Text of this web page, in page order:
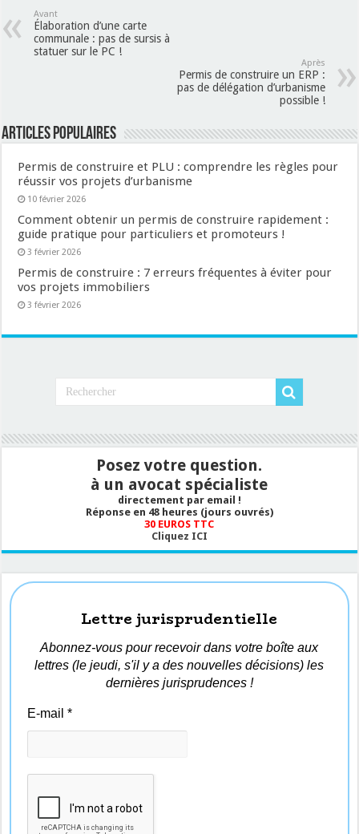
Avant
Élaboration d’une carte
communale : pas de sursis à
statuer sur le PC !
Après
Permis de construire un ERP :
pas de délégation d’urbanisme
possible !
Articles populaires
Permis de construire et PLU : comprendre les règles pour
réussir vos projets d’urbanisme
10 février 2026
Comment obtenir un permis de construire rapidement :
guide pratique pour particuliers et promoteurs !
3 février 2026
Permis de construire : 7 erreurs fréquentes à éviter pour
vos projets immobiliers
3 février 2026
Posez votre question.
à un avocat spécialiste
directement par email !
Réponse en 48 heures (jours ouvrés)
30 EUROS TTC
Cliquez ICI
Lettre jurisprudentielle
Abonnez-vous pour recevoir dans votre boîte aux
lettres (le jeudi, s'il y a des nouvelles décisions) les
dernières jurisprudences !
E-mail*